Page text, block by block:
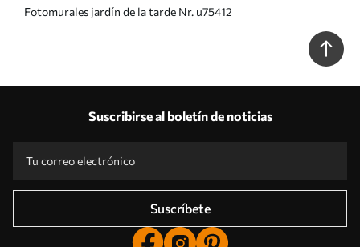
Fotomurales jardín de la tarde Nr. u75412
Suscribirse al boletín de noticias
Suscríbete